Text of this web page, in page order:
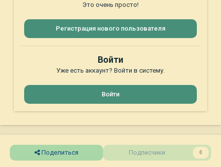
Это очень просто!
Регистрация нового пользователя
Войти
Уже есть аккаунт? Войти в систему.
Войти
Поделиться Подписчики 0